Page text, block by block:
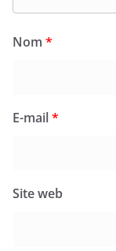
Nom *
E-mail*
Site web